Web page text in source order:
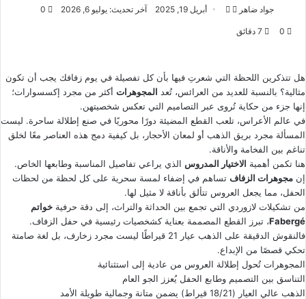
جواد ضاهر
ت
ع
ل
ى
X
ب
ر
ي
د
ا
ت
ر
و
ن
ا
أبريل 19, 2025 آخر تحديث: يوليو 6, 2026 0
0
هل تتذكرين اللحظة التي شعرتِ فيها بأن كل تفصيلة في يوم زفافك يجب أن تكون
مثالية؟ بالنسبة للعديد من العرائس، تُعد المجوهرات أكثر من مجرد إكسسوارات؛
إنها جزء من حكاية تُروى عبر التصاميم التي تعكس شخصيتهن.
في عالم الأعراس، تلعب القطع المضيئة دورًا محوريًا في صنع إطلالة ساحرة. ليست
المسألة مجرد بريق الذهب أو لمعان الأحجار، بل كيفية دمج هذه العناصر معًا لخلق
تناغم بين الفخامة والأناقة.
هنا تكمن أهمية الاختيار المدروس الذي يراعي تفاصيل المناسبة وطابعها الخاص.
إن مجوهرات الزفاف تساهم في إضفاء لمسة سحرية على كل لحظة من لحظات
الحفل، مما يجعل العروس تتألق بأناقة لا مثيل لها.
من تشكيلات لازوردي التي تجمع بين الحداثة والتراث، إلى دقة حرفية خواتم
Fabergé، تبرز القطع المصممة بعناية كشخصيات رئيسية في حفل الزفاف.
فالنقوش الدقيقة على الذهب عيار 21 قيراطًا ليست مجرد زخارف، بل لغة صامتة
تحكي قصصًا من الإبداع.
المجوهرات تُحول إطلالة العروس من عادية إلى استثنائية
التناسق بين التصميم وطابع الحفل يُعزز الجو العام
الذهب عالي العيار (18/21 قيراط) يضمن متانة وجمالية طويلة الأمد